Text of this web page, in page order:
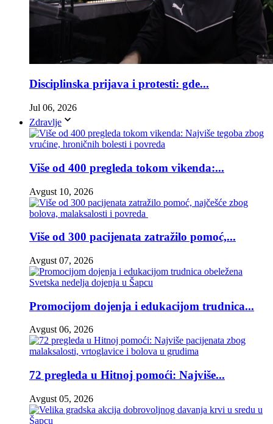
Disciplinska prijava i protesti: gde...
Jul 06, 2026
Zdravlje
Više od 400 pregleda tokom vikenda:...
Avgust 10, 2026
Više od 300 pacijenata zatražilo pomoć,...
Avgust 07, 2026
Promocijom dojenja i edukacijom trudnica...
Avgust 06, 2026
72 pregleda u Hitnoj pomoći: Najviše...
Avgust 05, 2026